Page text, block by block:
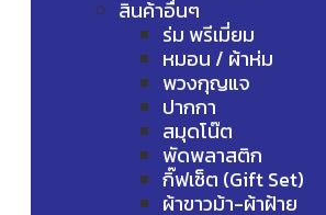
สินค้าอื่นๆ
ร่ม พรีเมี่ยม
หมอน / ผ้าห่ม
พวงกุญแจ
ปากกา
สมุดโน๊ต
พัดพลาสติก
กิ๊ฟเซ็ต (Gift Set)
ผ้าขาวม้า-ผ้าฝ้าย